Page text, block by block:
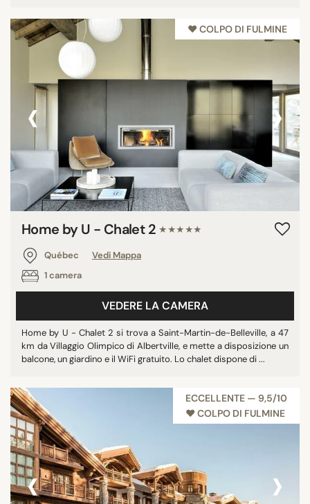
♥︎ COLPO DI FULMINE
‹ ›
Home by U - Chalet 2 ★★★★★
Québec
Vedi Mappa
1 camera
VEDERE LA CAMERA
Home by U - Chalet 2 si trova a Saint-Martin-de-Belleville, a 47
km da Villaggio Olimpico di Albertville, e mette a disposizione un
balcone, un giardino e il WiFi gratuito. Lo chalet dispone di ...
ECCELLENTE — 9,5/10
♥︎ COLPO DI FULMINE
‹ ›